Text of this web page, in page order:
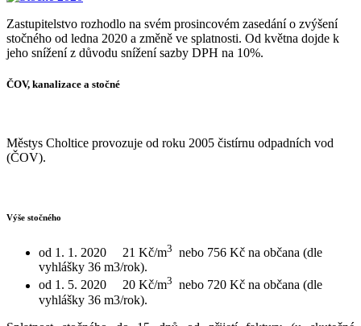
Zastupitelstvo rozhodlo na svém prosincovém zasedání o zvýšení
stočného od ledna 2020 a změně ve splatnosti. Od května dojde k
jeho snížení z důvodu snížení sazby DPH na 10%.
ČOV, kanalizace a stočné
Městys Choltice provozuje od roku 2005 čistírnu odpadních vod
(ČOV).
Výše stočného
od 1. 1. 2020 21 Kč/m3 nebo 756 Kč na občana (dle
vyhlášky 36 m3/rok).
od 1. 5. 2020 20 Kč/m3 nebo 720 Kč na občana (dle
vyhlášky 36 m3/rok).